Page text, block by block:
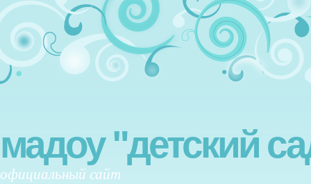
мадоу "детский
официальный сайт